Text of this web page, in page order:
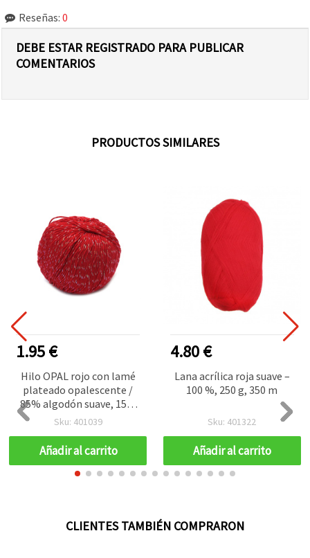
Reseñas: 0
DEBE ESTAR REGISTRADO PARA PUBLICAR
COMENTARIOS
PRODUCTOS SIMILARES
1.95 €
Hilo OPAL rojo con lamé
plateado opalescente /
85% algodón suave, 15%
Lurex – 50 g, 150 m
Sku: 401039
Añadir al carrito
4.80 €
Lana acrílica roja suave –
100 %, 250 g, 350 m
Sku: 401322
Añadir al carrito
CLIENTES TAMBIÉN COMPRARON